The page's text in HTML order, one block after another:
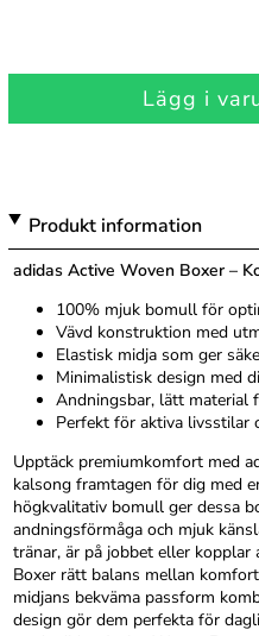
Lägg i
Produkt information
adidas Active Woven Boxer –
100% mjuk bomull för
Vävd konstruktion med
Elastisk midja som ger
Minimalistisk design med
Andningsbar, lätt material
Perfekt för aktiva livsstilar
Upptäck premiumkomfort med
kalsong framtagen för dig med
högkvalitativ bomull ger dessa
andningsförmåga och mjuk
tränar, är på jobbet eller kopplar
Boxer rätt balans mellan
midjans bekväma passform
design gör dem perfekta för